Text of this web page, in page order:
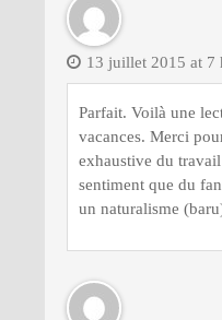
13 juillet 2015 at 7
Parfait. Voilà une
vacances. Merci
exhaustive du
sentiment que du
un naturalisme